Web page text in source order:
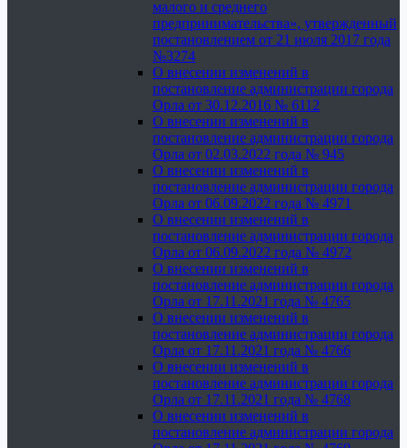
малого и среднего
предпринимательства», утвержденный
постановлением от 21 июля 2017 года
№3274
О внесении изменений в
постановление администрации города
Орла от 30.12.2016 № 6112
О внесении изменений в
постановление администрации города
Орла от 02.03.2022 года № 945
О внесении изменений в
постановление администрации города
Орла от 06.09.2022 года № 4971
О внесении изменений в
постановление администрации города
Орла от 06.09.2022 года № 4972
О внесении изменений в
постановление администрации города
Орла от 17.11.2021 года № 4765
О внесении изменений в
постановление администрации города
Орла от 17.11.2021 года № 4766
О внесении изменений в
постановление администрации города
Орла от 17.11.2021 года № 4768
О внесении изменений в
постановление администрации города